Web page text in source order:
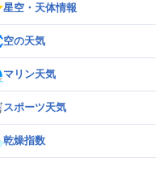
星空・天体情報
空の天気
マリン天気
スポーツ天気
乾燥指数